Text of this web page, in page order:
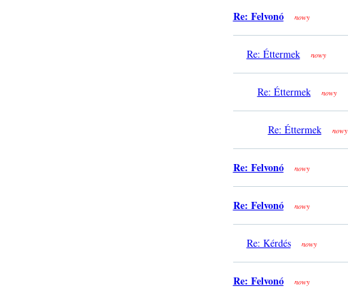
Re: Felvonó nowy
Re: Éttermek nowy
Re: Éttermek nowy
Re: Éttermek nowy
Re: Felvonó nowy
Re: Felvonó nowy
Re: Kérdés nowy
Re: Felvonó nowy